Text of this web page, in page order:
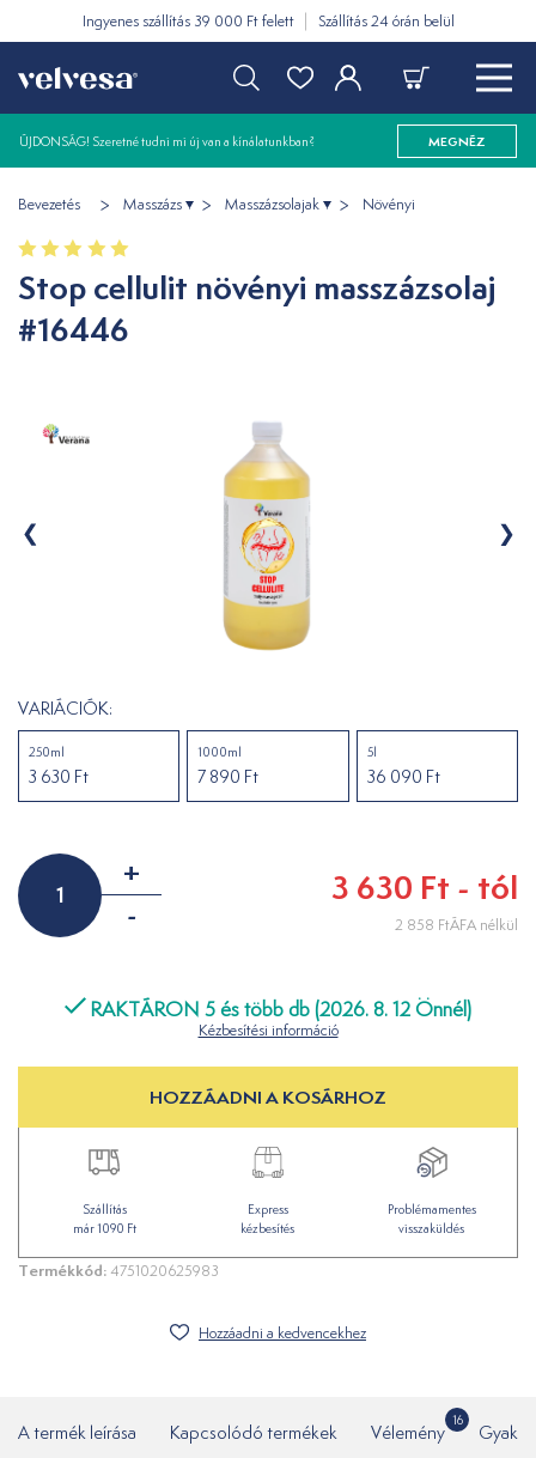
Ingyenes szállítás 39 000 Ft felett Szállítás 24 órán belül
ÚJDONSÁG! Szeretné tudni mi új van a kínálatunkban? MEGNÉZ
Bevezetés Masszázs Masszázsolajak Növényi
Stop cellulit növényi masszázsolaj
#16446
VARIÁCIÓK:
250ml
3 630 Ft
1000ml
7 890 Ft
5l
36 090 Ft
+
-
3 630 Ft - tól
2 858 FtÁFA nélkül
RAKTÁRON 5 és több db (2026. 8. 12 Önnél)
Kézbesítési információ
HOZZÁADNI A KOSÁRHOZ
Szállítás
már 1090 Ft
Express
kézbesítés
Problémamentes
visszaküldés
Termékkód: 4751020625983
Hozzáadni a kedvencekhez
A termék leírása Kapcsolódó termékek Vélemény
16